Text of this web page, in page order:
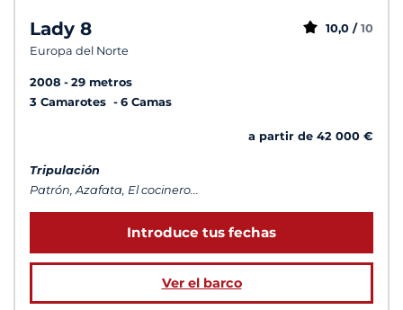
Lady 8
Europa del Norte
10,0 / 10
2008
29 metros
3 Camarotes
6 Camas
a partir de 42 000 €
Tripulación
Patrón, Azafata, El cocinero...
Introduce tus fechas
Ver el barco